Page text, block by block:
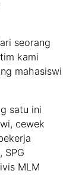
seorang
kami
mahasiswi
satu ini
cewek
SPG
MLM